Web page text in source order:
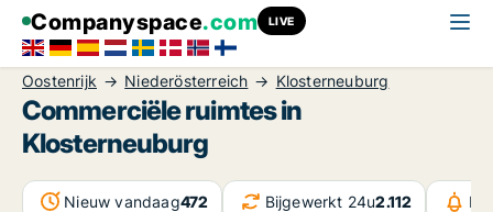
Companyspace.com LIVE
Oostenrijk Niederösterreich Klosterneuburg
Commerciële ruimtes in
Klosterneuburg
Nieuw vandaag472 Bijgewerkt 24u2.112